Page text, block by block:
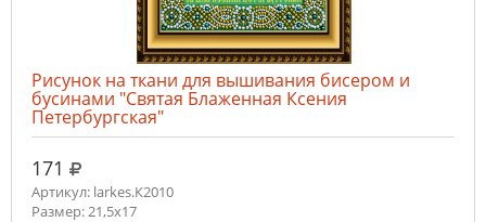
Рисунок на ткани для вышивания бисером и
бусинами "Святая Блаженная Ксения
Петербургская"
171 руб.
Артикул: larkes.К2010
Размер: 21,5х17